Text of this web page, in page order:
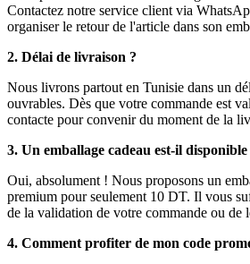
Contactez notre service client via
organiser le retour de l'article dans son
2. Délai de livraison ?
Nous livrons partout en Tunisie dans un
ouvrables. Dès que votre commande est
contacte pour convenir du moment de la
3. Un emballage cadeau est-il disponible
Oui, absolument ! Nous proposons un
premium pour seulement 10 DT. Il vous
de la validation de votre commande ou de
4. Comment profiter de mon code